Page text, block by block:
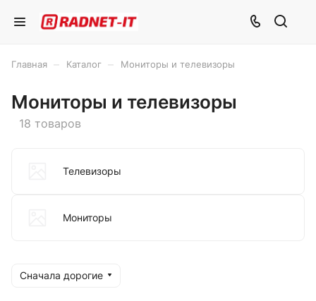
Главная Каталог Мониторы и телевизоры
Мониторы и телевизоры
18 товаров
Телевизоры
Moниторы
Сначала дорогие